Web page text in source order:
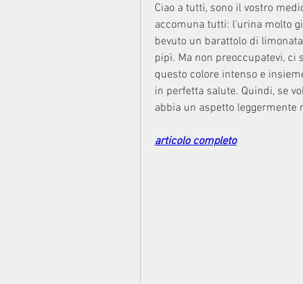
Ciao a tutti, sono il vostro
accomuna tutti: l'urina molto
bevuto un barattolo di
pipì. Ma non preoccupatevi,
questo colore intenso e
in perfetta salute. Quindi, se
abbia un aspetto leggermente
articolo completo